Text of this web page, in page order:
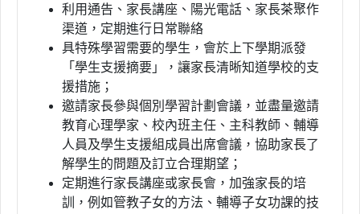
利用通告、家長講座、陽光電話、家長茶聚作
渠道，定期進行日常聯絡
具特殊學習需要的學生，會於上下學期派發
「學生支援摘要」，讓家長清晰知道學校的支
援措施；
邀請家長參與個別學習計劃會議，並盡量邀請
教育心理學家、校內班主任、主科教師、輔導
人員及學生支援組成員出席會議，協助家長了
解學生的問題及訂立合理期望；
定期進行家長講座或家長會，加強家長的培
訓，例如管教子女的方法、輔導子女功課的技